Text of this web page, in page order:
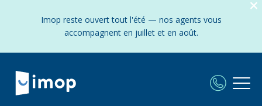
Imop reste ouvert tout l'été — nos agents vous
accompagnent en juillet et en août.